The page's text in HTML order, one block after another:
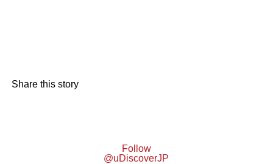
Share this story
Follow
@uDiscoverJP